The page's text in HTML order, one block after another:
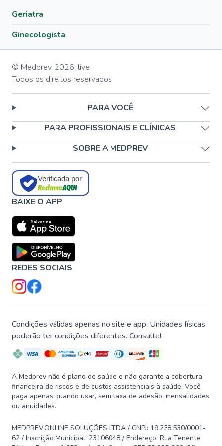
Geriatra
Ginecologista
© Medprev, 2026, live
Todos os direitos reservados
PARA VOCÊ
PARA PROFISSIONAIS E CLÍNICAS
SOBRE A MEDPREV
Verificada por
BAIXE O APP
REDES SOCIAIS
Condições válidas apenas no site e app. Unidades físicas
poderão ter condições diferentes. Consulte!
A Medprev não é plano de saúde e não garante a cobertura
financeira de riscos e de custos assistenciais à saúde. Você
paga apenas quando usar, sem taxa de adesão, mensalidades
ou anuidades.
MEDPREV.ONLINE SOLUÇÕES LTDA / CNPJ: 19.258.530/0001-
62 / Inscrição Municipal: 23106048 / Endereço: Rua Tenente